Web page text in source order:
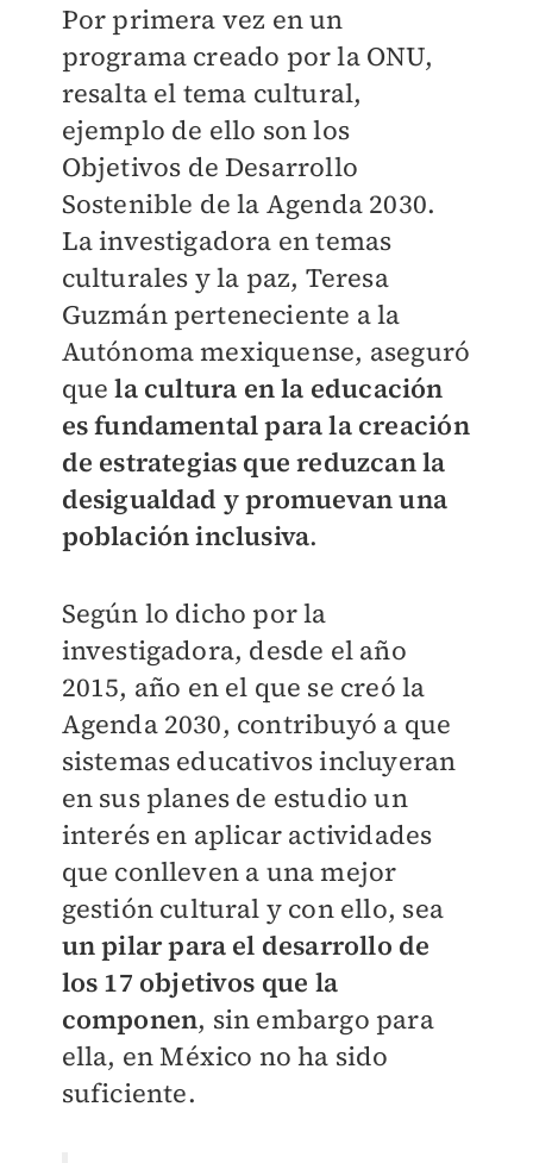
Por primera vez en un
programa creado por la ONU,
resalta el tema cultural,
ejemplo de ello son los
Objetivos de Desarrollo
Sostenible de la Agenda 2030.
La investigadora en temas
culturales y la paz, Teresa
Guzmán perteneciente a la
Autónoma mexiquense, aseguró
quela cultura en la educación
es fundamental para la creación
de estrategias que reduzcan la
desigualdad y promuevan una
población inclusiva.
Según lo dicho por la
investigadora, desde el año
2015, año en el que se creó la
Agenda 2030, contribuyó a que
sistemas educativos incluyeran
en sus planes de estudio un
interés en aplicar actividades
que conlleven a una mejor
gestión cultural y con ello, sea
un pilar para el desarrollo de
los 17 objetivos que la
componen, sin embargo para
ella, en México no ha sido
suficiente.